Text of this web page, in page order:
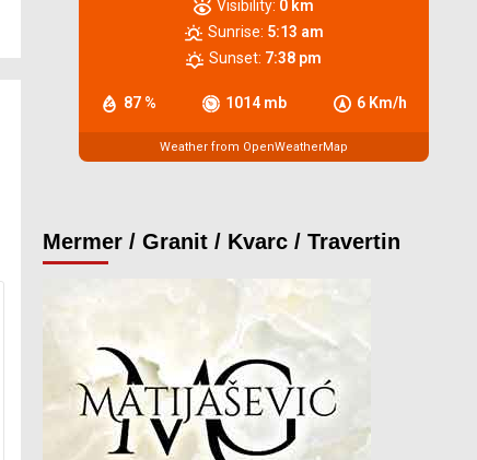
87 % 1014 mb 6 Km/h
Visibility: 0 km
Sunrise: 5:13 am
Sunset: 7:38 pm
Weather from OpenWeatherMap
Mermer / Granit / Kvarc / Travertin